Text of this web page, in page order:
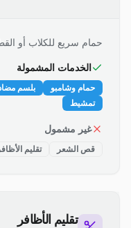
حمام سريع للكلاب أو
الخدمات المشمولة
حمام وشامبو بلسم
تمشيط
غير مشمول
قص الشعر تقليم
تقليم الأظافر